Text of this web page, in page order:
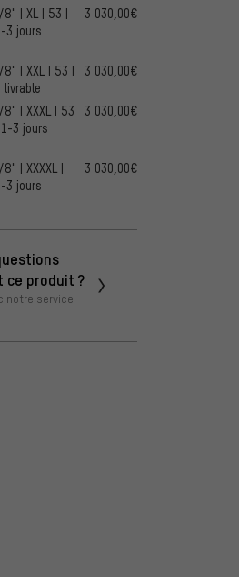
| XL | 53 |
3 jours
3 030,00€
| XXL | 53 |
3 030,00€
| XXXL | 53
3 jours
3 030,00€
| XXXXL |
3 jours
3 030,00€
ce produit ?
notre service